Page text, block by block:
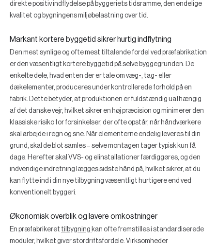
direkte positiv indflydelse på byggeriets tidsramme, den endelige
kvalitet og bygningens miljøbelastning over tid.
Markant kortere byggetid sikrer hurtig indflytning
Den mest synlige og ofte mest tiltalende fordel ved præfabrikation
er den væsentligt kortere byggetid på selve byggegrunden. De
enkelte dele, hvad enten der er tale om væg-, tag- eller
dækelementer, produceres under kontrollerede forhold på en
fabrik. Dette betyder, at produktionen er fuldstændig uafhængig
af det danske vejr, hvilket sikrer en høj præcision og minimerer den
klassiske risiko for forsinkelser, der ofte opstår, når håndværkere
skal arbejde i regn og sne. Når elementerne endelig leveres til din
grund, skal de blot samles – selve montagen tager typisk kun få
dage. Herefter skal VVS- og elinstallationer færdiggøres, og den
indvendige indretning lægges sidste hånd på, hvilket sikrer, at du
kan flytte ind i din nye tilbygning væsentligt hurtigere end ved
konventionelt byggeri.
Økonomisk overblik og lavere omkostninger
En præfabrikeret tilbygning kan ofte fremstilles i standardiserede
moduler, hvilket giver stordriftsfordele. Virksomheder